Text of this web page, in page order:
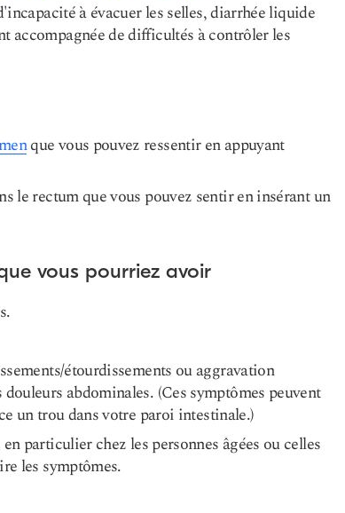
à évacuer les selles, diarrhée liquide
accompagnée de difficultés à contrôler les
que vous pouvez ressentir en appuyant
le rectum que vous pouvez sentir en insérant un
vous pourriez avoir
étourdissements ou aggravation
abdominales. (Ces symptômes peuvent
un trou dans votre paroi intestinale.)
particulier chez les personnes âgées ou celles
les symptômes.